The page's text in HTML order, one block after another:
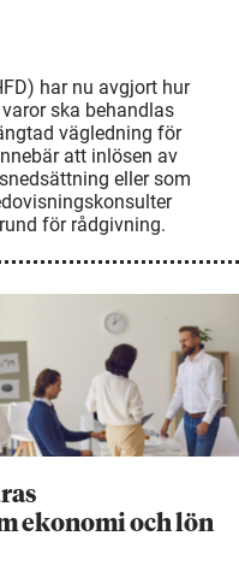
har nu avgjort hur
ska behandlas
vägledning för
att inlösen av
eller som
för rådgivning.
ekonomi och lön